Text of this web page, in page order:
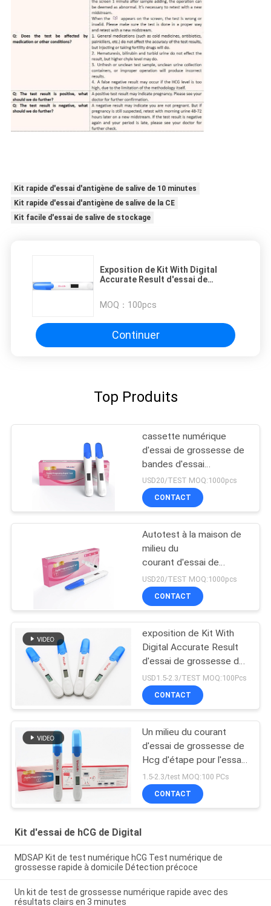
Kit rapide d'essai d'antigène de salive de 10 minutes
Kit rapide d'essai d'antigène de salive de la CE
Kit facile d'essai de salive de stockage
Exposition de Kit With Digital
Accurate Result d'essai de
MOQ： 100pcs
Continuer
Top Produits
cassette numérique
d'essai de grossesse de
bandes d'essai
d'ovulation et de bandes
d'essai de grossesse
USD20/TEST MOQ:1000pcs
CONTACT
Autotest à la maison de
milieu du
courant d'essai de
grossesse de
l'urine HCG d'essai de
grossesse diagnostique
USD20/TEST MOQ:1000pcs
CONTACT
exposition de Kit With
Digital Accurate Result
d'essai de grossesse de
la CE ANVISA de
10mIU/mL 510k
USD1.5-2.3/TEST MOQ:100Pcs
CONTACT
Un milieu du courant
d'essai de grossesse de
Hcg d'étape pour l'essai
précis
1.5-2.3/test MOQ:100 PCs
CONTACT
Kit d'essai de hCG de Digital
MDSAP Kit de test numérique hCG Test numérique de
grossesse rapide à domicile Détection précoce
Un kit de test de grossesse numérique rapide avec des
résultats clairs en 3 minutes